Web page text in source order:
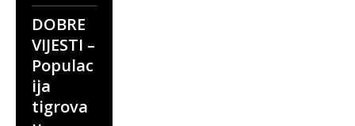
DOBRE
VIJESTI –
Populac
ija
tigrova